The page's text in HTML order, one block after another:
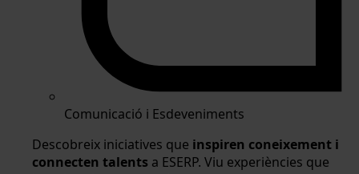
Comunicació i Esdeveniments
Descobreix iniciatives que inspiren coneixement i
connecten talents a ESERP. Viu experiències que